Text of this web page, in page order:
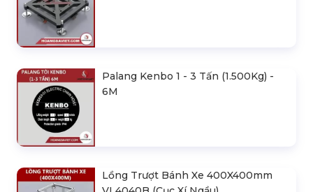
Palang Kenbo 1 - 3 Tấn (1.500Kg) -
6M
Lồng Trượt Bánh Xe 400X400mm